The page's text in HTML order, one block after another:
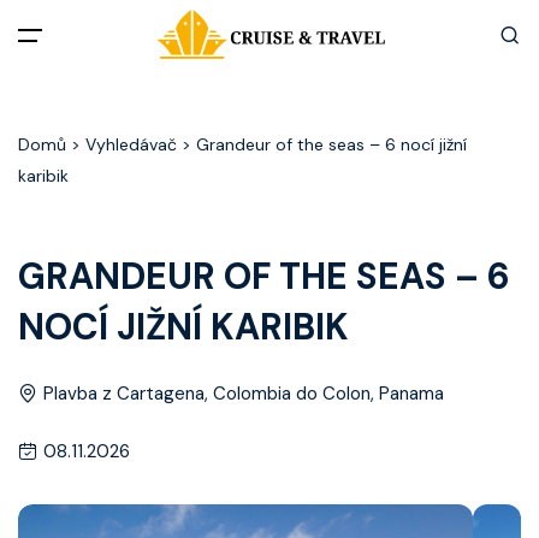
Akční nabídky
Zážitky z plaveb
Domů > Vyhledávač > Grandeur of the seas – 6 nocí jižní
karibik
GRANDEUR OF THE SEAS – 6
NOCÍ JIŽNÍ KARIBIK
Plavba z Cartagena, Colombia do Colon, Panama
08.11.2026